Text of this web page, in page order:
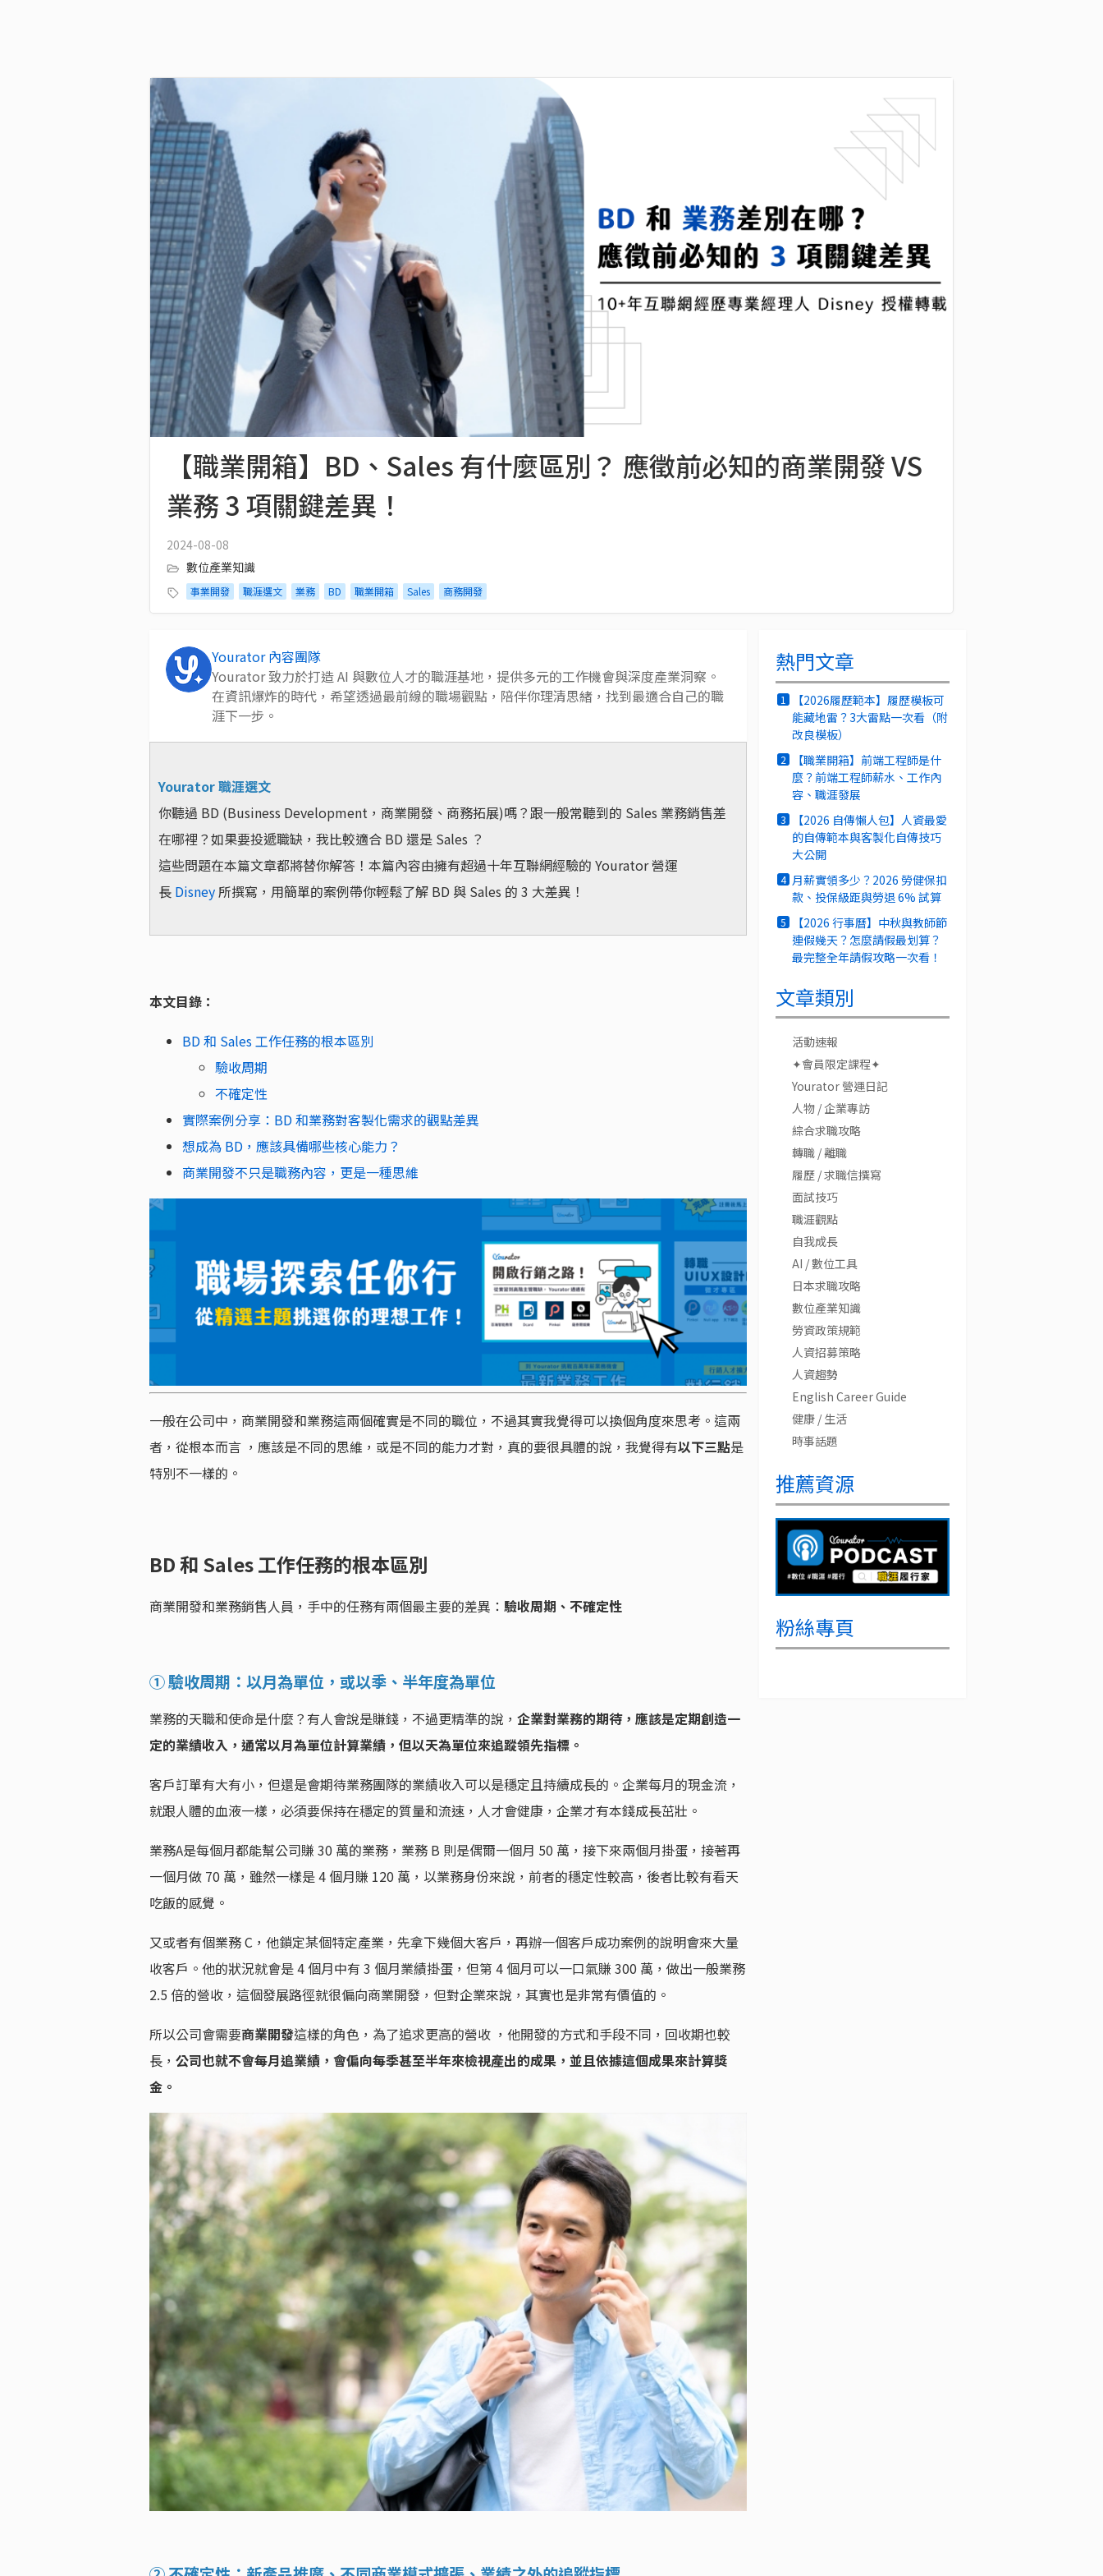
【職業開箱】BD、Sales 有什麼區別？ 應徵前必知的商業開發 VS
業務 3 項關鍵差異！
2024-08-08
數位產業知識
事業開發 職涯選文 業務 BD 職業開箱 Sales 商務開發
Yourator 內容團隊
Yourator 致力於打造 AI 與數位人才的職涯基地，提供多元的工作機會與深度產業洞察。
在資訊爆炸的時代，希望透過最前線的職場觀點，陪伴你理清思緒，找到最適合自己的職
涯下一步。
Yourator 職涯選文
你聽過 BD (Business Development，商業開發、商務拓展)嗎？跟一般常聽到的 Sales 業務銷售差
在哪裡？如果要投遞職缺，我比較適合 BD 還是 Sales ？
這些問題在本篇文章都將替你解答！本篇內容由擁有超過十年互聯網經驗的 Yourator 營運
長 Disney所撰寫，用簡單的案例帶你輕鬆了解 BD 與 Sales 的 3 大差異！
本文目錄：
BD 和 Sales 工作任務的根本區別
驗收周期
不確定性
實際案例分享：BD 和業務對客製化需求的觀點差異
想成為 BD，應該具備哪些核心能力？
商業開發不只是職務內容，更是一種思維
一般在公司中，商業開發和業務這兩個確實是不同的職位，不過其實我覺得可以換個角度來思考。這兩
者，從根本而言 ，應該是不同的思維，或是不同的能力才對，真的要很具體的說，我覺得有以下三點是
特別不一樣的。
BD 和 Sales 工作任務的根本區別
商業開發和業務銷售人員，手中的任務有兩個最主要的差異： 驗收周期、不確定性
① 驗收周期：以月為單位，或以季、半年度為單位
業務的天職和使命是什麼？有人會說是賺錢，不過更精準的說， 企業對業務的期待，應該是定期創造一
定的業績收入，通常以月為單位計算業績，但以天為單位來追蹤領先指標。
客戶訂單有大有小，但還是會期待業務團隊的業績收入可以是穩定且持續成長的。企業每月的現金流，
就跟人體的血液一樣，必須要保持在穩定的質量和流速，人才會健康，企業才有本錢成長茁壯。
業務A是每個月都能幫公司賺 30 萬的業務，業務 B 則是偶爾一個月 50 萬，接下來兩個月掛蛋，接著再
一個月做 70 萬，雖然一樣是 4 個月賺 120 萬，以業務身份來說，前者的穩定性較高，後者比較有看天
吃飯的感覺。
又或者有個業務 C，他鎖定某個特定產業，先拿下幾個大客戶，再辦一個客戶成功案例的說明會來大量
收客戶。他的狀況就會是 4 個月中有 3 個月業績掛蛋，但第 4 個月可以一口氣賺 300 萬，做出一般業務
2.5 倍的營收，這個發展路徑就很偏向商業開發，但對企業來說，其實也是非常有價值的。
所以公司會需要商業開發這樣的角色，為了追求更高的營收 ，他開發的方式和手段不同，回收期也較
長， 公司也就不會每月追業績，會偏向每季甚至半年來檢視產出的成果，並且依據這個成果來計算獎
金。
熱門文章
1
【2026履歷範本】履歷模板可
能藏地雷？3大雷點一次看（附
改良模板）
2
【職業開箱】前端工程師是什
麼？前端工程師薪水、工作內
容、職涯發展
3
【2026 自傳懶人包】人資最愛
的自傳範本與客製化自傳技巧
大公開
4 月薪實領多少？2026 勞健保扣
款、投保級距與勞退 6% 試算
5
【2026 行事曆】中秋與教師節
連假幾天？怎麼請假最划算？
最完整全年請假攻略一次看！
文章類別
活動速報
✦會員限定課程✦
Yourator 營運日記
人物 / 企業專訪
綜合求職攻略
轉職 / 離職
履歷 / 求職信撰寫
面試技巧
職涯觀點
自我成長
AI / 數位工具
日本求職攻略
數位產業知識
勞資政策規範
人資招募策略
人資趨勢
English Career Guide
健康 / 生活
時事話題
推薦資源
粉絲專頁